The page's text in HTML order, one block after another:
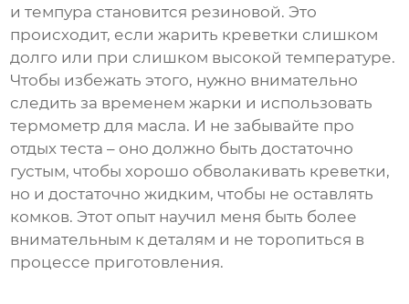
и темпура становится резиновой. Это
происходит, если жарить креветки слишком
долго или при слишком высокой температуре.
Чтобы избежать этого, нужно внимательно
следить за временем жарки и использовать
термометр для масла. И не забывайте про
отдых теста – оно должно быть достаточно
густым, чтобы хорошо обволакивать креветки,
но и достаточно жидким, чтобы не оставлять
комков. Этот опыт научил меня быть более
внимательным к деталям и не торопиться в
процессе приготовления.